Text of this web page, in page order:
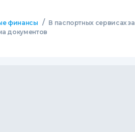
финансы / В паспортных сервисах за
документов